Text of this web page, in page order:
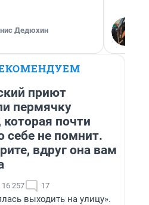
Дедюхин
приют
пермячку
почти
себе не помнит.
вдруг она вам
16 257 17
выходить на улицу».